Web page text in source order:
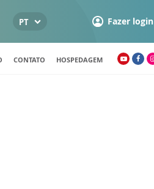
PT Fazer login
CONTATO HOSPEDAGEM